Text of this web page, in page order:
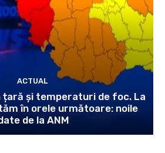
ACTUAL
țară și temperaturi de foc. La
în orele următoare: noile
de la ANM